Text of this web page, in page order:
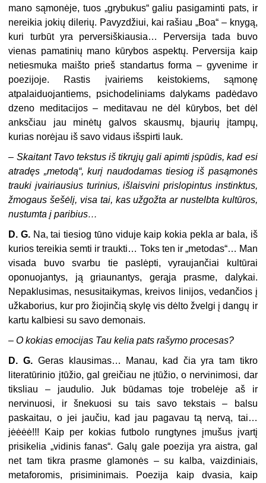
mano sąmonėje, tuos „grybukus“ galiu pasigaminti pats, ir
nereikia jokių dilerių. Pavyzdžiui, kai rašiau „Boa“ – knygą,
kuri turbūt yra perversiškiausia… Perversija tada buvo
vienas pamatinių mano kūrybos aspektų. Perversija kaip
netiesmuka maišto prieš standartus forma – gyvenime ir
poezijoje. Rastis įvairiems keistokiems, sąmonę
atpalaiduojantiems, psichodeliniams dalykams padėdavo
dzeno meditacijos – meditavau ne dėl kūrybos, bet dėl
anksčiau jau minėtų galvos skausmų, bjaurių įtampų,
kurias norėjau iš savo vidaus išspirti lauk.
– Skaitant Tavo tekstus iš tikrųjų gali apimti įspūdis, kad esi
atradęs „metodą“, kurį naudodamas tiesiog iš pasąmonės
trauki įvairiausius turinius, išlaisvini prislopintus instinktus,
žmogaus šešėlį, visa tai, kas užgožta ar nustelbta kultūros,
nustumta į paribius…
D. G. Na, tai tiesiog tūno viduje kaip kokia pekla ar bala, iš
kurios tereikia semti ir traukti… Toks ten ir „metodas“… Man
visada buvo svarbu tie paslėpti, vyraujančiai kultūrai
oponuojantys, ją griaunantys, gerąja prasme, dalykai.
Nepaklusimas, nesusitaikymas, kreivos linijos, vedančios į
užkaborius, kur pro žiojinčią skylę vis dėlto žvelgi į dangų ir
kartu kalbiesi su savo demonais.
–O kokias emocijas Tau kelia pats rašymo procesas?
D. G. Geras klausimas… Manau, kad čia yra tam tikro
literatūrinio įtūžio, gal greičiau ne įtūžio, o nervinimosi, dar
tiksliau – jaudulio. Juk būdamas toje trobelėje aš ir
nervinuosi, ir šnekuosi su tais savo tekstais – balsu
paskaitau, o jei jaučiu, kad jau pagavau tą nervą, tai…
jėėėė!!! Kaip per kokias futbolo rungtynes įmušus įvartį
prisikelia „vidinis fanas“. Galų gale poezija yra aistra, gal
net tam tikra prasme glamonės – su kalba, vaizdiniais,
metaforomis, prisiminimais. Poezija kaip dvasia, kaip